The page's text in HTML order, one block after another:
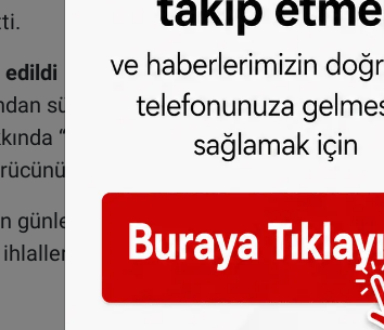
edildi
sürücünün aracına derhal el
“müsadere” (verbeurdverklaring)
aracını bir daha geri
günlerde hâkim karşısına çıkacak.
doğrultusunda ek bir ceza